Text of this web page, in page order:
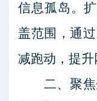
信息孤岛。
盖范围，通
减跑动，提升
二、聚